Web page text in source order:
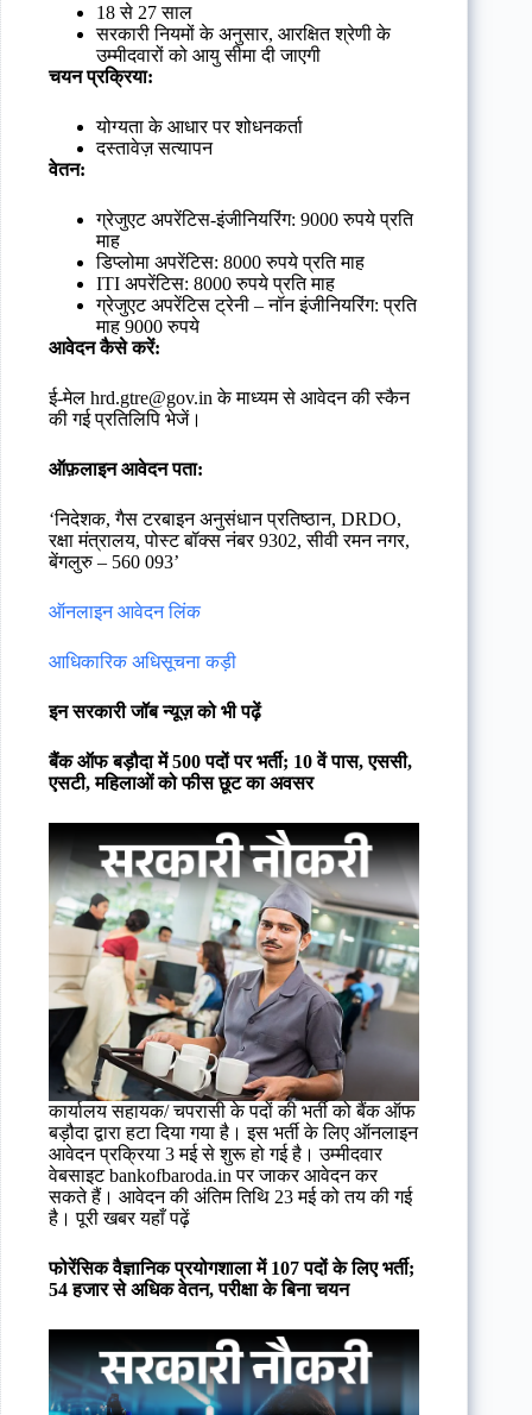
18 से 27 साल
सरकारी नियमों के अनुसार, आरक्षित श्रेणी के
उम्मीदवारों को आयु सीमा दी जाएगी
चयन प्रक्रिया:
योग्यता के आधार पर शोधनकर्ता
दस्तावेज़ सत्यापन
वेतन:
ग्रेजुएट अपरेंटिस-इंजीनियरिंग: 9000 रुपये प्रति
माह
डिप्लोमा अपरेंटिस: 8000 रुपये प्रति माह
ITI अपरेंटिस: 8000 रुपये प्रति माह
ग्रेजुएट अपरेंटिस ट्रेनी – नॉन इंजीनियरिंग: प्रति
माह 9000 रुपये
आवेदन कैसे करें:
ई-मेल hrd.gtre@gov.in के माध्यम से आवेदन की स्कैन
की गई प्रतिलिपि भेजें।
ऑफ़लाइन आवेदन पता:
‘निदेशक, गैस टरबाइन अनुसंधान प्रतिष्ठान, DRDO,
रक्षा मंत्रालय, पोस्ट बॉक्स नंबर 9302, सीवी रमन नगर,
बेंगलुरु – 560 093’
ऑनलाइन आवेदन लिंक
आधिकारिक अधिसूचना कड़ी
इन सरकारी जॉब न्यूज़ को भी पढ़ें
बैंक ऑफ बड़ौदा में 500 पदों पर भर्ती; 10 वें पास, एससी,
एसटी, महिलाओं को फीस छूट का अवसर
कार्यालय सहायक/ चपरासी के पदों की भर्ती को बैंक ऑफ
बड़ौदा द्वारा हटा दिया गया है। इस भर्ती के लिए ऑनलाइन
आवेदन प्रक्रिया 3 मई से शुरू हो गई है। उम्मीदवार
वेबसाइट bankofbaroda.in पर जाकर आवेदन कर
सकते हैं। आवेदन की अंतिम तिथि 23 मई को तय की गई
है। पूरी खबर यहाँ पढ़ें
फोरेंसिक वैज्ञानिक प्रयोगशाला में 107 पदों के लिए भर्ती;
54 हजार से अधिक वेतन, परीक्षा के बिना चयन